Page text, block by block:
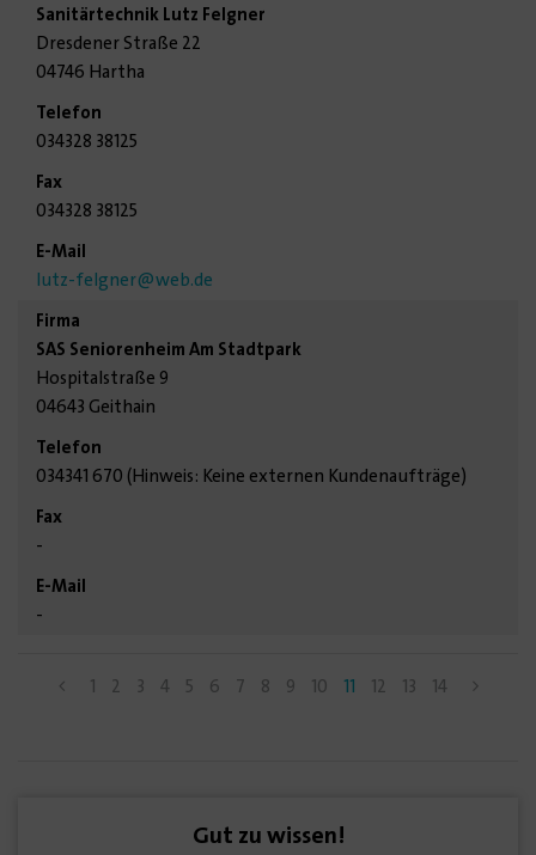
Gut zu wissen!
Sanitärtechnik Lutz Felgner
Dresdener Straße 22
04746 Hartha
034328 38125
034328 38125
lutz-felgner@web.de
SAS Seniorenheim Am Stadtpark
Hospitalstraße 9
04643 Geithain
034341 670 (Hinweis: Keine externen Kundenaufträge)
-
-
1 2 3 4 5 6 7 8 9 10 11 12 13 14